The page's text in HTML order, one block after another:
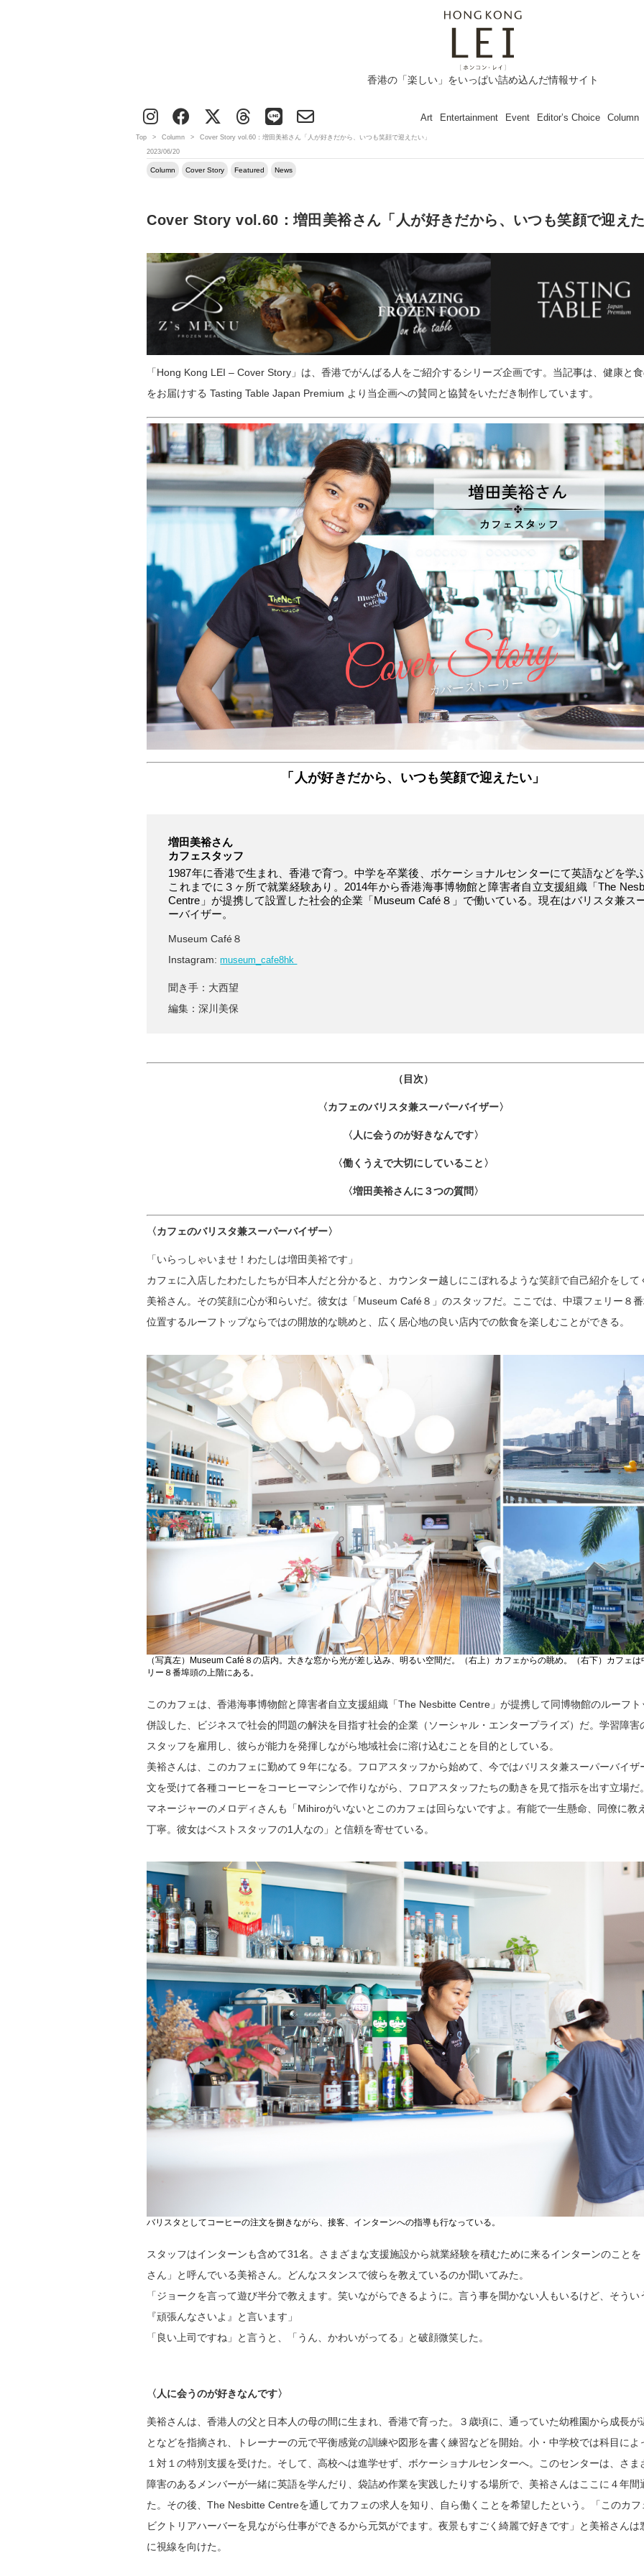
香港の「楽しい」をいっぱい詰め込んだ情報サイト
Art Entertainment Event Editor’s Choice Column
Top > Column >
Cover Story vol.60：増田美裕さん「人が好きだから、いつも笑顔で迎えたい」
2023/06/20
Column Cover Story Featured News
Cover Story vol.60：増田美裕さん「人が好きだから、いつも笑顔で迎え
「Hong Kong LEI – Cover Story」は、香港でがんばる人をご紹介するシリーズ企画です。当記事は、健康と
をお届けする Tasting Table Japan Premium より当企画への賛同と協賛をいただき制作しています。
「人が好きだから、いつも笑顔で迎えたい」
増田美裕さん
カフェスタッフ
1987年に香港で生まれ、香港で育つ。中学を卒業後、ボケーショナルセンターにて英語などを学
これまでに３ヶ所で就業経験あり。2014年から香港海事博物館と障害者自立支援組織「The
Centre」が提携して設置した社会的企業「Museum Café８」で働いている。現在はバリスタ兼ス
ーバイザー。
Museum Café８
Instagram:museum_cafe8hk
聞き手：大西望
編集：深川美保
（目次）
〈カフェのバリスタ兼スーパーバイザー〉
〈人に会うのが好きなんです〉
〈働くうえで大切にしていること〉
〈増田美裕さんに３つの質問〉
〈カフェのバリスタ兼スーパーバイザー〉
「いらっしゃいませ！わたしは増田美裕です」
カフェに入店したわたしたちが日本人だと分かると、カウンター越しにこぼれるような笑顔で自己紹介をして
美裕さん。その笑顔に心が和らいだ。彼女は「Museum Café８」のスタッフだ。ここでは、中環フェリー８
位置するルーフトップならではの開放的な眺めと、広く居心地の良い店内での飲食を楽しむことができる。
（写真左）Museum Café８の店内。大きな窓から光が差し込み、明るい空間だ。（右上）カフェからの眺め。（右下）カフェは
リー８番埠頭の上階にある。
このカフェは、香港海事博物館と障害者自立支援組織「The Nesbitte Centre」が提携して同博物館のルーフト
併設した、ビジネスで社会的問題の解決を目指す社会的企業（ソーシャル・エンタープライズ）だ。学習障害
スタッフを雇用し、彼らが能力を発揮しながら地域社会に溶け込むことを目的としている。
美裕さんは、このカフェに勤めて９年になる。フロアスタッフから始めて、今ではバリスタ兼スーパーバイザ
文を受けて各種コーヒーをコーヒーマシンで作りながら、フロアスタッフたちの動きを見て指示を出す立場だ
マネージャーのメロディさんも「Mihiroがいないとこのカフェは回らないですよ。有能で一生懸命、同僚に教
丁寧。彼女はベストスタッフの1人なの」と信頼を寄せている。
バリスタとしてコーヒーの注文を捌きながら、接客、インターンへの指導も行なっている。
スタッフはインターンも含めて31名。さまざまな支援施設から就業経験を積むために来るインターンのことを
さん」と呼んでいる美裕さん。どんなスタンスで彼らを教えているのか聞いてみた。
「ジョークを言って遊び半分で教えます。笑いながらできるように。言う事を聞かない人もいるけど、そうい
『頑張んなさいよ』と言います」
「良い上司ですね」と言うと、「うん、かわいがってる」と破顔微笑した。
〈人に会うのが好きなんです〉
美裕さんは、香港人の父と日本人の母の間に生まれ、香港で育った。３歳頃に、通っていた幼稚園から成長が
となどを指摘され、トレーナーの元で平衡感覚の訓練や図形を書く練習などを開始。小・中学校では科目によ
１対１の特別支援を受けた。そして、高校へは進学せず、ボケーショナルセンターへ。このセンターは、さま
障害のあるメンバーが一緒に英語を学んだり、袋詰め作業を実践したりする場所で、美裕さんはここに４年間
た。その後、The Nesbitte Centreを通してカフェの求人を知り、自ら働くことを希望したという。「このカフ
ビクトリアハーバーを見ながら仕事ができるから元気がでます。夜景もすごく綺麗で好きです」と美裕さんは
に視線を向けた。